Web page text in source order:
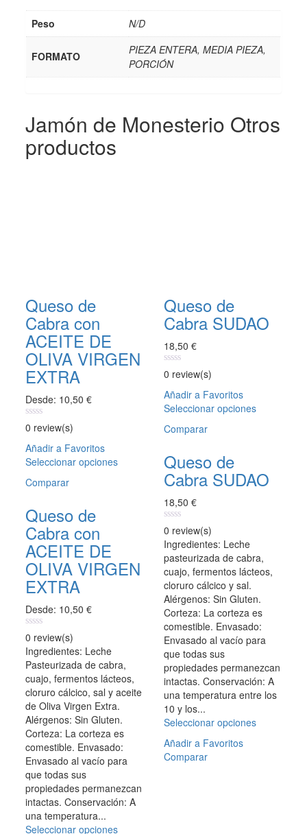
Peso N/D
FORMATO
PIEZA ENTERA, MEDIA PIEZA,
PORCIÓN
Jamón de Monesterio Otros
productos
Queso de
Cabra con
ACEITE DE
OLIVA VIRGEN
EXTRA
Desde: 10,50€
0
out
of
5
0 review(s)
Añadir a Favoritos
Seleccionar opciones
pueden
Comparar
Queso de
Cabra con
ACEITE DE
OLIVA VIRGEN
EXTRA
Desde: 10,50€
0
out
of
5
0 review(s)
Ingredientes: Leche
Pasteurizada de cabra,
cuajo, fermentos lácteos,
cloruro cálcico, sal y aceite
de Oliva Virgen Extra.
Alérgenos: Sin Gluten.
Corteza: La corteza es
comestible. Envasado:
Envasado al vacío para
que todas sus
propiedades permanezcan
intactas. Conservación: A
una temperatura...
Seleccionar opciones
Queso de
Cabra SUDAO
18,50 €
0
out
of
5
0 review(s)
Añadir a Favoritos
Seleccionar opciones
Las
opciones
la
página
producto
Comparar
Queso de
Cabra SUDAO
18,50 €
0
out
of
5
0 review(s)
Ingredientes: Leche
pasteurizada de cabra,
cuajo, fermentos lácteos,
cloruro cálcico y sal.
Alérgenos: Sin Gluten.
Corteza: La corteza es
comestible. Envasado:
Envasado al vacío para
que todas sus
propiedades permanezcan
intactas. Conservación: A
una temperatura entre los
10 y los...
Seleccionar opciones
Añadir a Favoritos
Comparar